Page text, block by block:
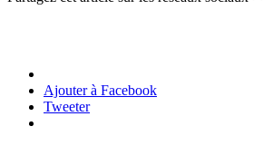
Ajouter à Facebook
Tweeter